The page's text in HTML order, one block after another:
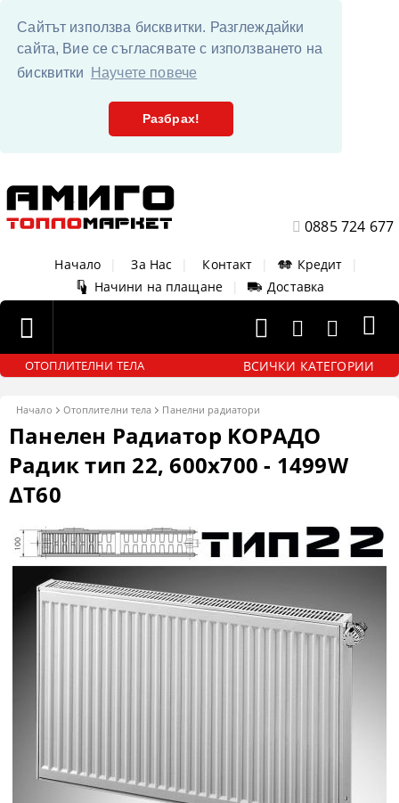
Сайтът използва бисквитки. Разглеждайки
сайта, Вие се съгласявате с използването на
бисквитки
Научете повече
Разбрах!
0885 724 677
Начало За Нас Контакт Кредит
Начини на плащане
Доставка
ОТОПЛИТЕЛНИ ТЕЛА ВСИЧКИ КАТЕГОРИИ
Начало Отоплителни тела Панелни радиатори
Панелен Радиатор KОРАДО
Радик тип 22, 600x700 - 1499W
ΔT60